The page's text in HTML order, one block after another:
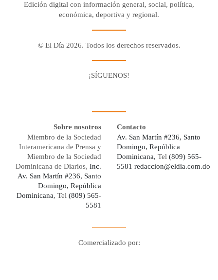
Edición digital con información general, social, política,
económica, deportiva y regional.
© El Día 2026. Todos los derechos reservados.
¡SÍGUENOS!
Sobre nosotros
Miembro de la Sociedad
Interamericana de Prensa y
Miembro de la Sociedad
Dominicana de Diarios, Inc.
Av. San Martín #236, Santo
Domingo, República
Dominicana, Tel (809) 565-
5581
Contacto
Av. San Martín #236, Santo
Domingo, República
Dominicana, Tel (809) 565-
5581 redaccion@eldia.com.do
Comercializado por: